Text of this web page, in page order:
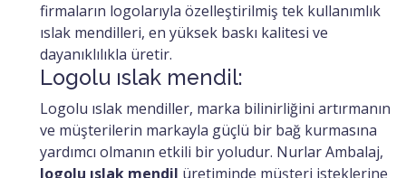
firmaların logolarıyla özelleştirilmiş tek kullanımlık
ıslak mendilleri, en yüksek baskı kalitesi ve
dayanıklılıkla üretir.
Logolu ıslak mendil:
Logolu ıslak mendiller, marka bilinirliğini artırmanın
ve müşterilerin markayla güçlü bir bağ kurmasına
yardımcı olmanın etkili bir yoludur. Nurlar Ambalaj,
logolu ıslak mendil üretiminde müşteri isteklerine